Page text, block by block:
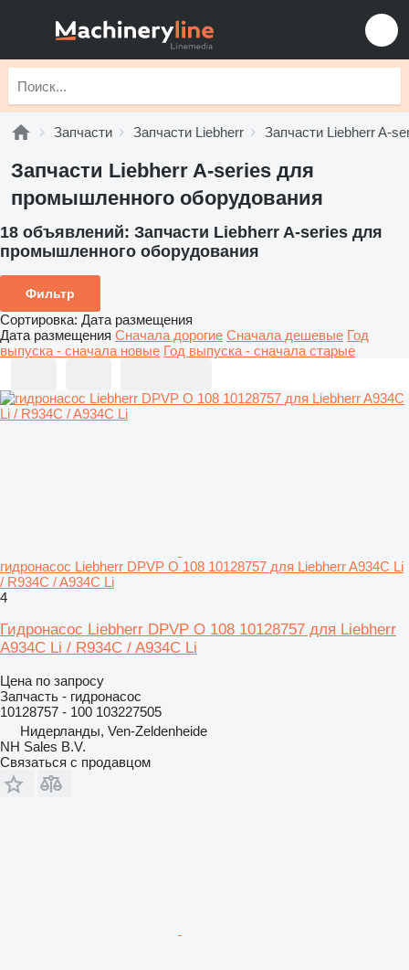
Запчасти Запчасти Liebherr Запчасти Liebherr A-
Запчасти Liebherr A-series для
промышленного оборудования
18 объявлений: Запчасти Liebherr A-series для
промышленного оборудования
Фильтр
Сортировка: Дата размещения
Дата размещения Сначала дорогие Сначала дешевые Год
выпуска - сначала новые Год выпуска - сначала старые
гидронасос Liebherr DPVP O 108 10128757 для Liebherr A934C Li
/ R934C / A934C Li
4
Гидронасос Liebherr DPVP O 108 10128757 для Liebherr
A934C Li / R934C / A934C Li
Цена по запросу
Запчасть - гидронасос
10128757 - 100 103227505
Нидерланды, Ven-Zeldenheide
NH Sales B.V.
Связаться с продавцом